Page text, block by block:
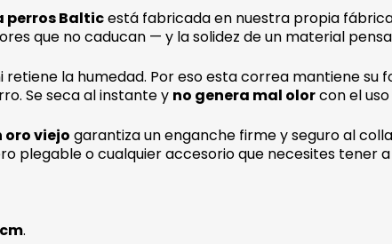
perros Balticestá fabricada en nuestra propia
que no caducan — y la solidez de un material
retiene la humedad. Por eso esta correa mantiene
Se seca al instante y no genera mal olorcon el
viejo garantiza un enganche firme y seguro al
plegable o cualquier accesorio que necesites tener
.